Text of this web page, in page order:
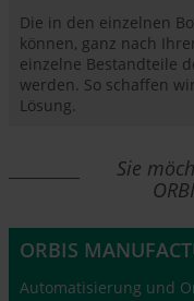
Die in den einzelnen
können, ganz nach
einzelne Bestandteile
werden. So schaffen
Lösung.
Sie
ORBIS
Automatisierung und